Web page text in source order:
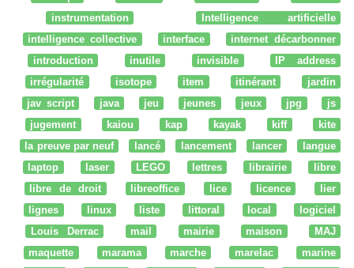
instrumentation
Intelligence artificielle
intelligence collective
interface
internet décarbonner
introduction
inutile invisible
IP address
irrégularité
isotope item itinérant
jardin
jav script
java jeu jeunes jeux jpg
js
jugement
kaiou kap kayak kiff
kite
la preuve par neuf
lancé lancement lancer
langue
laptop
laser LEGO lettres librairie
libre
libre de droit
libreoffice lice licence
lier
lignes
linux liste littoral local
logiciel
Louis Derrac
mail mairie maison
MAJ
maquette
marama marche marelac
marine